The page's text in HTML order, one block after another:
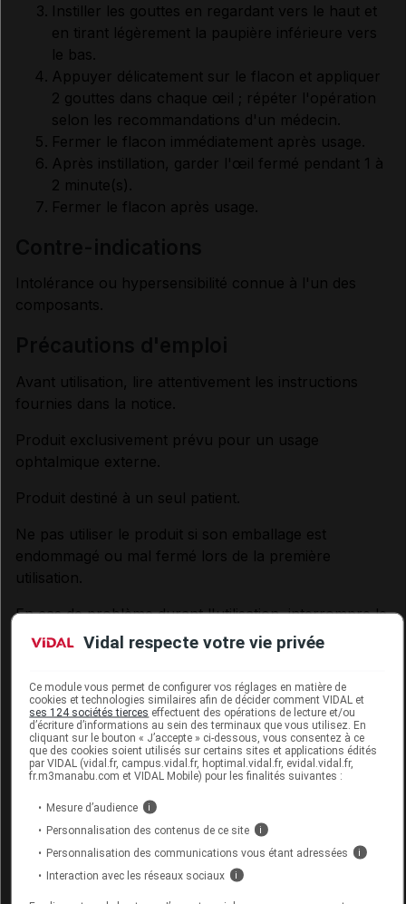
Instiller les gouttes en regardant vers le haut et
en tirant légèrement la paupière inférieure vers
le bas.
Appuyer délicatement sur le flacon et appliquer
2 gouttes dans chaque œil ; répéter l'opération
selon les recommandations d'un médecin.
Fermer le flacon immédiatement après usage.
Après instillation, garder l'œil fermé pendant 1 à
2 minute(s).
Fermer le flacon après usage.
Intolérance ou hypersensibilité connue à l'un des
composants.
Avant utilisation, lire attentivement les instructions
fournies dans la notice.
Produit exclusivement prévu pour un usage
ophtalmique externe.
Produit destiné à un seul patient.
Ne pas utiliser le produit si son emballage est
endommagé ou mal fermé lors de la première
utilisation.
En cas de problème durant l'utilisation, interrompre le
traitement et consulter un médecin.
ou toute autre surface avec l'embout du flacon.
La solution, transparente jaune paille, peut tacher les
surfaces et les tissus. Cependant, en cas de contact
avec la peau ou les vêtements, elle s'élimine
Tenir hors de la vue et de la portée des enfants.
Effets indésirables éventuels :
Vidal respecte votre vie privée
Ce module vous permet de configurer vos réglages en matière de
cookies et technologies similaires afin de décider comment VIDAL et
ses 124 sociétés tierces effectuent des opérations de lecture et/ou
d’écriture d’informations au sein des terminaux que vous utilisez. En
cliquant sur le bouton « J’accepte » ci-dessous, vous consentez à ce
que des cookies soient utilisés sur certains sites et applications édités
par VIDAL (vidal.fr, campus.vidal.fr, hoptimal.vidal.fr, evidal.vidal.fr,
fr.m3manabu.com et VIDAL Mobile) pour les finalités suivantes :
Mesure d’audience i
Personnalisation des contenus de ce site i
Personnalisation des communications vous étant adressées i
Interaction avec les réseaux sociaux i